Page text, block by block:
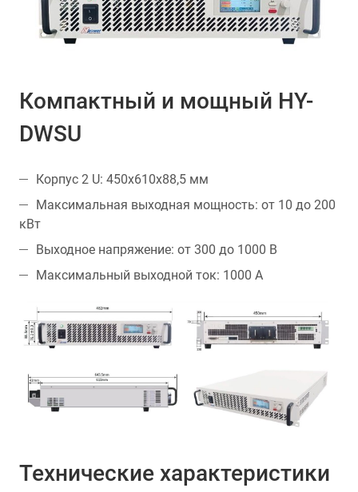
Компактный и мощный HY-
DWSU
Корпус 2 U: 450х610х88,5 мм
Максимальная выходная мощность: от 10 до 200
кВт
Выходное напряжение: от 300 до 1000 В
Максимальный выходной ток: 1000 A
Технические характеристики